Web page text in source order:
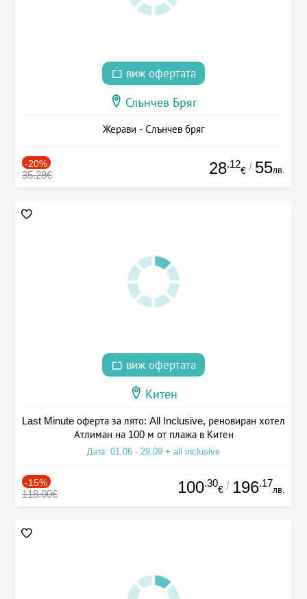
виж офертата
Слънчев Бряг
Жерави - Слънчев бряг
-20%
35.28€ 28.12
€ / 55лв.
виж офертата
Китен
Last Minute оферта за лято: All Inclusive, реновиран хотел
Атлиман на 100 м от плажа в Китен
Дата: 01.06 - 29.09 + all inclusive
-15%
118.00€ 100.30
€ / 196.17
лв.